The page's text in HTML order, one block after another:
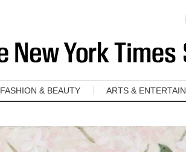
FASHION & BEAUTY ARTS &